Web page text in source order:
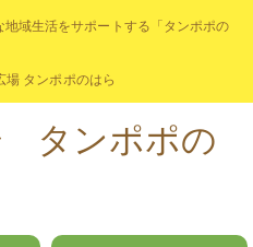
域生活をサポートする「タンポポの
場 タンポポのはら